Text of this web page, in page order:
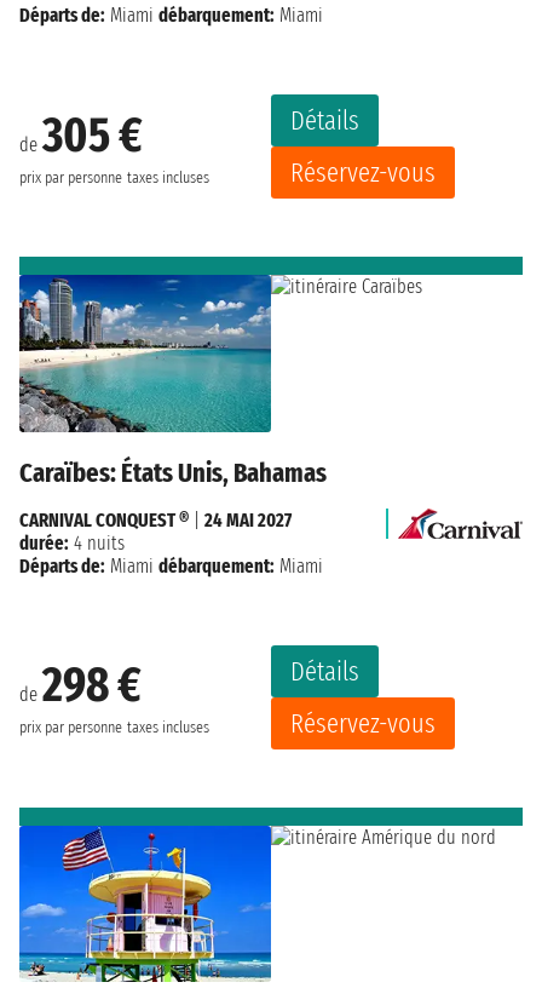
de305 €
prix par personne taxes incluses
Détails
Réservez-vous
Départs de: Miami débarquement: Miami
Caraïbes: États Unis, Bahamas
de 298 €
prix par personne taxes incluses
Détails
Réservez-vous
CARNIVAL CONQUEST ®
24 MAI 2027
durée: 4 nuits
Départs de: Miami débarquement: Miami